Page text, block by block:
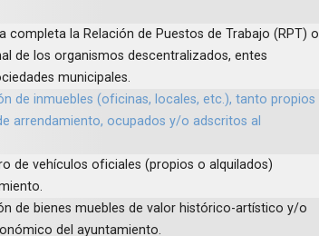
completa la Relación de Puestos de Trabajo (RPT) o
de los organismos descentralizados, entes
municipales.
de inmuebles (oficinas, locales, etc.), tanto propios
arrendamiento, ocupados y/o adscritos al
de vehículos oficiales (propios o alquilados)
de bienes muebles de valor histórico-artístico y/o
del ayuntamiento.